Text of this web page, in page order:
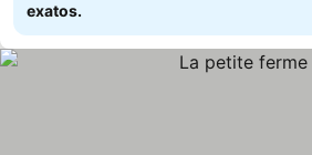
exatos.